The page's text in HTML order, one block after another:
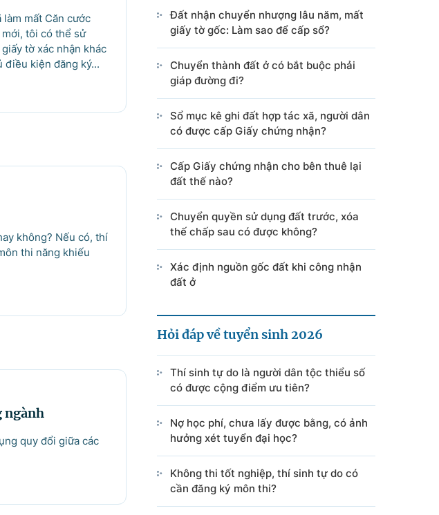
Cổng TTĐT Chính phủ Văn phòng Chính phủ
khi phát hành lại thông tin từ các nguồn này.
mất Căn cước
tôi có thể sử
tờ xác nhận khác
điều kiện đăng ký...
không? Nếu có, thí
thi năng khiếu
ngành
quy đổi giữa các
Đất nhận chuyển nhượng lâu năm, mất
giấy tờ gốc: Làm sao để cấp sổ?
Chuyển thành đất ở có bắt buộc phải
giáp đường đi?
Sổ mục kê ghi đất hợp tác xã, người dân
có được cấp Giấy chứng nhận?
Cấp Giấy chứng nhận cho bên thuê lại
đất thế nào?
Chuyển quyền sử dụng đất trước, xóa
thế chấp sau có được không?
Xác định nguồn gốc đất khi công nhận
đất ở
Hỏi đáp về tuyển sinh 2026
Thí sinh tự do là người dân tộc thiểu số
có được cộng điểm ưu tiên?
Nợ học phí, chưa lấy được bằng, có ảnh
hưởng xét tuyển đại học?
Không thi tốt nghiệp, thí sinh tự do có
cần đăng ký môn thi?